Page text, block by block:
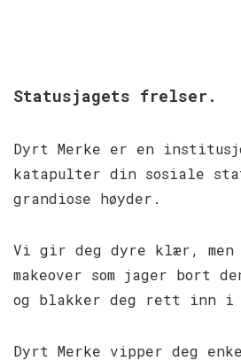
Statusjagets frelser.
Dyrt Merke er en
katapulter din sosiale
grandiose høyder.
Vi gir deg dyre klær,
makeover som jager bort
og blakker deg rett inn
Dyrt Merke vipper deg